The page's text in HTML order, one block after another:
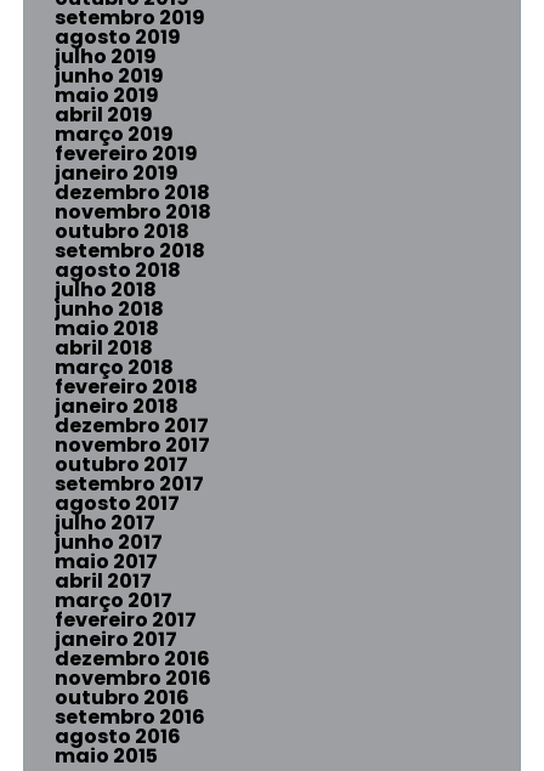
setembro 2019
agosto 2019
julho 2019
junho 2019
maio 2019
abril 2019
março 2019
fevereiro 2019
janeiro 2019
dezembro 2018
novembro 2018
outubro 2018
setembro 2018
agosto 2018
julho 2018
junho 2018
maio 2018
abril 2018
março 2018
fevereiro 2018
janeiro 2018
dezembro 2017
novembro 2017
outubro 2017
setembro 2017
agosto 2017
julho 2017
junho 2017
maio 2017
abril 2017
março 2017
fevereiro 2017
janeiro 2017
dezembro 2016
novembro 2016
outubro 2016
setembro 2016
agosto 2016
maio 2015